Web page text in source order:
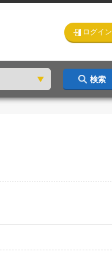
ログイン
検索